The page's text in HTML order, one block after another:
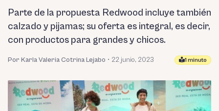
Parte de la propuesta Redwood incluye también
calzado y pijamas; su oferta es integral, es decir,
con productos para grandes y chicos.
Por Karla Valeria Cotrina Lejabo • 22 junio, 2023 1 minuto